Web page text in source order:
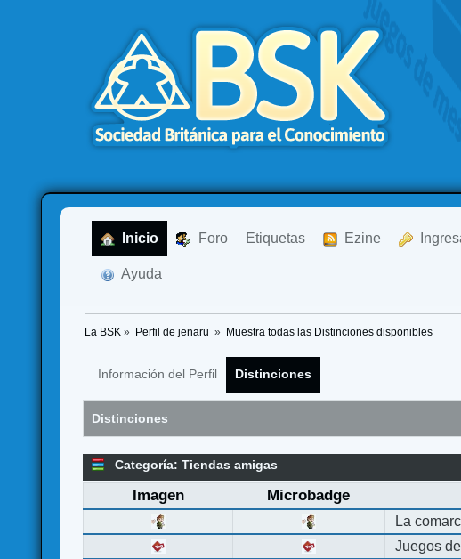
Inicio Foro Etiquetas Ezine
Ayuda
La BSK » Perfil de jenaru » Muestra todas las Distinciones disponibles
Información del Perfil Distinciones
Distinciones
Categoría: Tiendas amigas
Imagen Microbadge
La
Juegos